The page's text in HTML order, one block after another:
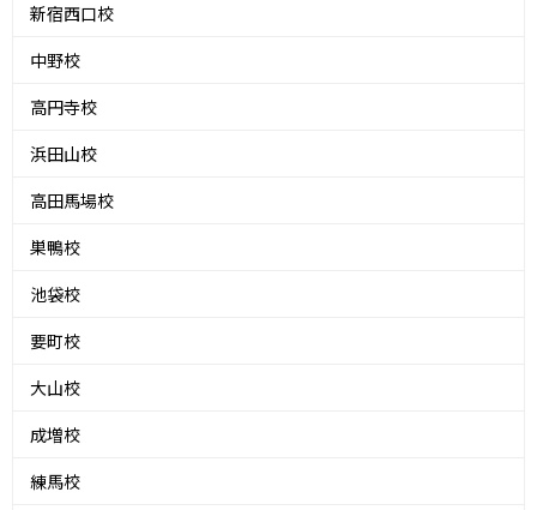
新宿西口校
中野校
高円寺校
浜田山校
高田馬場校
巣鴨校
池袋校
要町校
大山校
成増校
練馬校